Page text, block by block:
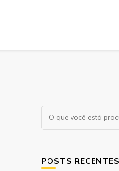
Procurando
algo?
POSTS RECENTES